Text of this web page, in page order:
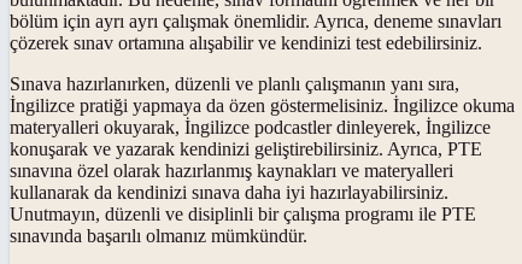
bölüm için ayrı ayrı çalışmak önemlidir. Ayrıca, deneme sınavları
çözerek sınav ortamına alışabilir ve kendinizi test edebilirsiniz.
Sınava hazırlanırken, düzenli ve planlı çalışmanın yanı sıra,
İngilizce pratiği yapmaya da özen göstermelisiniz. İngilizce okuma
materyalleri okuyarak, İngilizce podcastler dinleyerek, İngilizce
konuşarak ve yazarak kendinizi geliştirebilirsiniz. Ayrıca, PTE
sınavına özel olarak hazırlanmış kaynakları ve materyalleri
kullanarak da kendinizi sınava daha iyi hazırlayabilirsiniz.
Unutmayın, düzenli ve disiplinli bir çalışma programı ile PTE
sınavında başarılı olmanız mümkündür.